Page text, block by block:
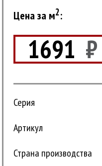
Цена за м2:
1691 ₽
Серия
Артикул
Страна производства